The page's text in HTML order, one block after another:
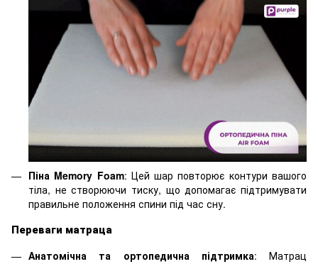
Піна Memory Foam: Цей шар повторює контури вашого
тіла, не створюючи тиску, що допомагає підтримувати
правильне положення спини під час сну.
Переваги матраца
Анатомічна та ортопедична підтримка: Матрац